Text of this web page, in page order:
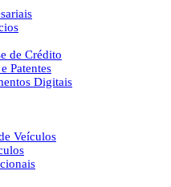
de Crédito
Patentes
Digitais
Veículos